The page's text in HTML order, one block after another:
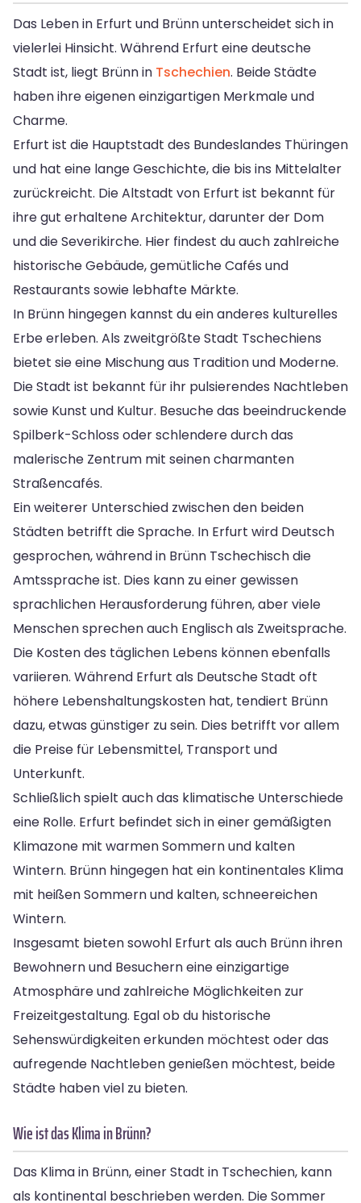
Das Leben in Erfurt und Brünn unterscheidet sich in
vielerlei Hinsicht. Während Erfurt eine deutsche
Stadt ist, liegt Brünn in Tschechien. Beide Städte
haben ihre eigenen einzigartigen Merkmale und
Charme.
Erfurt ist die Hauptstadt des Bundeslandes Thüringen
und hat eine lange Geschichte, die bis ins Mittelalter
zurückreicht. Die Altstadt von Erfurt ist bekannt für
ihre gut erhaltene Architektur, darunter der Dom
und die Severikirche. Hier findest du auch zahlreiche
historische Gebäude, gemütliche Cafés und
Restaurants sowie lebhafte Märkte.
In Brünn hingegen kannst du ein anderes kulturelles
Erbe erleben. Als zweitgrößte Stadt Tschechiens
bietet sie eine Mischung aus Tradition und Moderne.
Die Stadt ist bekannt für ihr pulsierendes Nachtleben
sowie Kunst und Kultur. Besuche das beeindruckende
Spilberk-Schloss oder schlendere durch das
malerische Zentrum mit seinen charmanten
Straßencafés.
Ein weiterer Unterschied zwischen den beiden
Städten betrifft die Sprache. In Erfurt wird Deutsch
gesprochen, während in Brünn Tschechisch die
Amtssprache ist. Dies kann zu einer gewissen
sprachlichen Herausforderung führen, aber viele
Menschen sprechen auch Englisch als Zweitsprache.
Die Kosten des täglichen Lebens können ebenfalls
variieren. Während Erfurt als Deutsche Stadt oft
höhere Lebenshaltungskosten hat, tendiert Brünn
dazu, etwas günstiger zu sein. Dies betrifft vor allem
die Preise für Lebensmittel, Transport und
Unterkunft.
Schließlich spielt auch das klimatische Unterschiede
eine Rolle. Erfurt befindet sich in einer gemäßigten
Klimazone mit warmen Sommern und kalten
Wintern. Brünn hingegen hat ein kontinentales Klima
mit heißen Sommern und kalten, schneereichen
Wintern.
Insgesamt bieten sowohl Erfurt als auch Brünn ihren
Bewohnern und Besuchern eine einzigartige
Atmosphäre und zahlreiche Möglichkeiten zur
Freizeitgestaltung. Egal ob du historische
Sehenswürdigkeiten erkunden möchtest oder das
aufregende Nachtleben genießen möchtest, beide
Städte haben viel zu bieten.
Wie ist das Klima in Brünn?
Das Klima in Brünn, einer Stadt in Tschechien, kann
als kontinental beschrieben werden. Die Sommer